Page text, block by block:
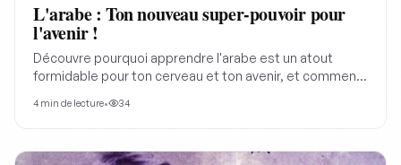
L'arabe : Ton nouveau super-pouvoir pour
l'avenir !
Découvre pourquoi apprendre l'arabe est un atout
formidable pour ton cerveau et ton avenir, et comment
méthodes ludiques.
4 min de lecture• 34